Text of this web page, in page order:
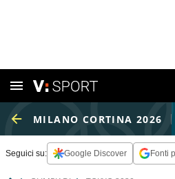
MILANO CORTINA 2026
Seguici su: Google Discover Fonti